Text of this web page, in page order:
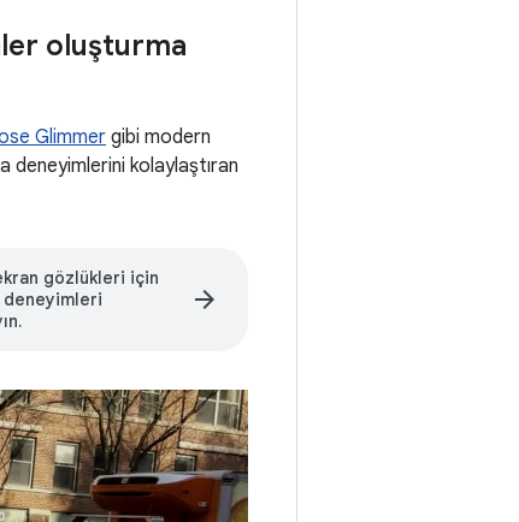
oluşturma
Glimmer gibi modern
deneyimlerini kolaylaştıran
gözlükleri için
deneyimleri
arrow_forward